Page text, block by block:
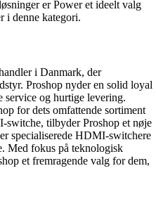
er Power et ideelt valg
i denne kategori.
i Danmark, der
Proshop nyder en solid loyal
service og hurtige levering.
for dets omfattende sortiment
tilbyder Proshop et nøje
specialiserede HDMI-switchere
Med fokus på teknologisk
et fremragende valg for dem,